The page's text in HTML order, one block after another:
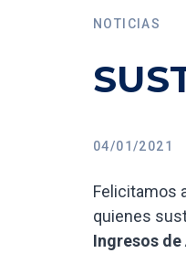
NOTICIAS
04/01/2021
Felicitamos
quienes
Ingresos